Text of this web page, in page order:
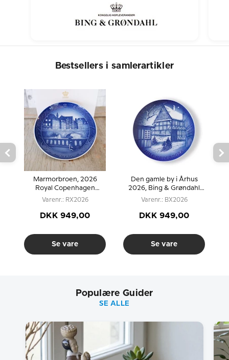
Bestsellers i samlerartikler
Marmorbroen, 2026
Royal Copenhagen
Juleplatte
Varenr.: RX2026
DKK 949,00
Se vare
Den gamle by i Århus
2026, Bing & Grøndahl
Juleplatte
Varenr.: BX2026
DKK 949,00
Se vare
Populære Guider
SE ALLE